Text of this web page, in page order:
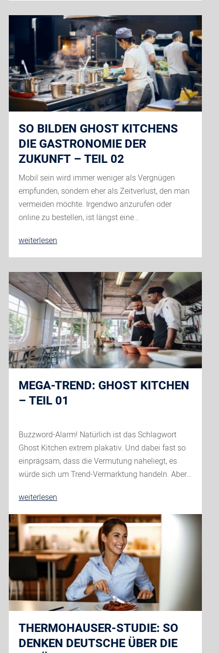
Wenn
Kreativität
Fein-
und
Süßgebäck
trifft
SO BILDEN GHOST KITCHENS
DIE GASTRONOMIE DER
ZUKUNFT – TEIL 02
Mobil sein wird immer weniger als Vergnügen
empfunden, sondern eher als Zeitverlust, den man
vermeiden möchte. Irgendwo anzurufen oder
online zu bestellen, ist längst eine…
So
Kitchens
die
Gastronomie
der
Zukunft
–
Teil
02
weiterlesen
MEGA-TREND: GHOST KITCHEN
– TEIL 01
Buzzword-Alarm! Natürlich ist das Schlagwort
Ghost Kitchen extrem plakativ. Und dabei fast so
einprägsam, dass die Vermutung naheliegt, es
würde sich um Trend-Vermarktung handeln. Aber…
Mega-
Ghost
Kitchen
–
weiterlesen
THERMOHAUSER-STUDIE: SO
DENKEN DEUTSCHE ÜBER DIE